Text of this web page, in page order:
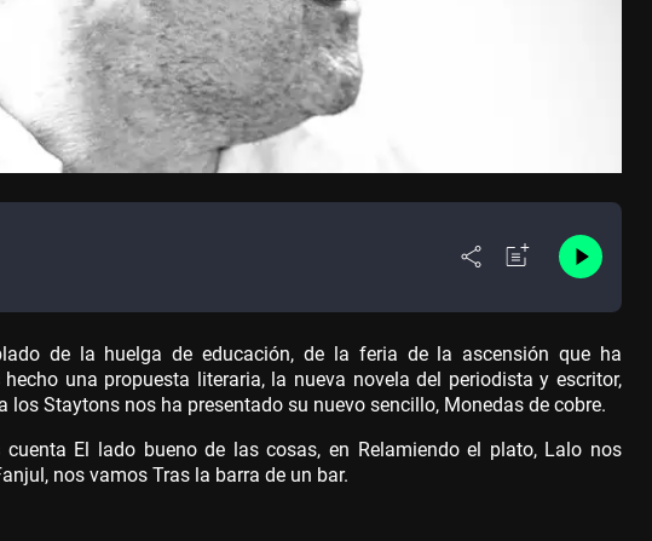
de la huelga de educación, de la feria de la ascensión que ha
una propuesta literaria, la nueva novela del periodista y escritor,
Staytons nos ha presentado su nuevo sencillo, Monedas de cobre.
cuenta El lado bueno de las cosas, en Relamiendo el plato, Lalo nos
nos vamos Tras la barra de un bar.